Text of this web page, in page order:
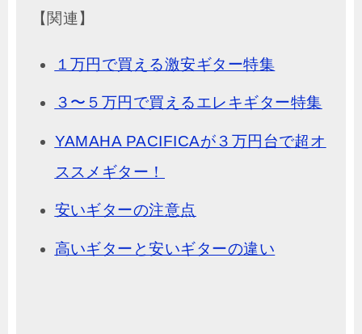
【関連】
１万円で買える激安ギター特集
３〜５万円で買えるエレキギター特集
YAMAHA PACIFICAが３万円台で超オ
ススメギター！
安いギターの注意点
高いギターと安いギターの違い